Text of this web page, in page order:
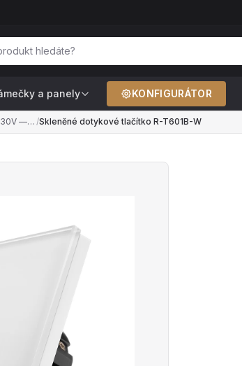
a panely KONFIGURÁTOR
Tlačítka 1/0 a 2/0 — 230V — pro zvonky, schodišťové automaty, push-dim stmívače, ventilátory /Skleněné dotykové tlačítko R-T601B-W